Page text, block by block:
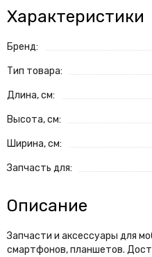
Характеристики
Бренд:
Тип товара:
Длина, см:
Высота, см:
Ширина, см:
Запчасть для:
Описание
Запчасти и аксессуары для
смартфонов, планшетов.